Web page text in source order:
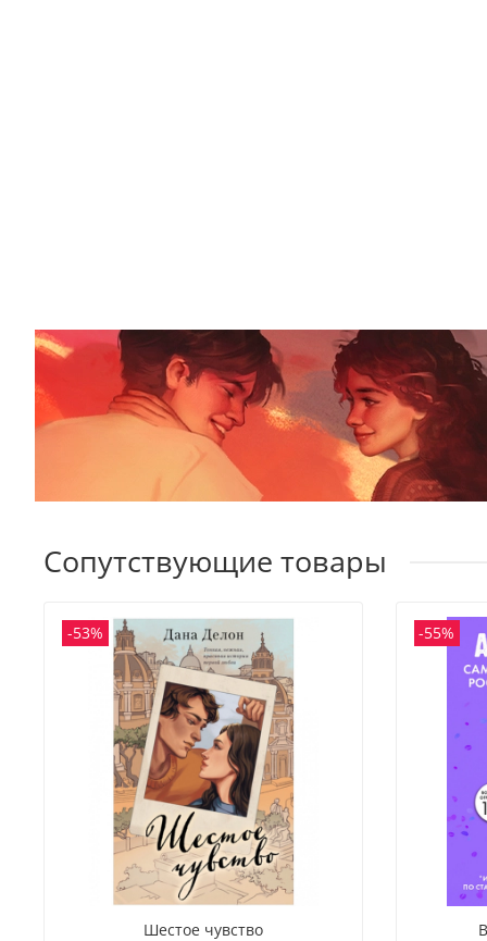
Сопутствующие товары
-53%
Шестое чувство
-55%